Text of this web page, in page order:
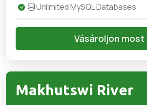
Unlimited MySQL Databases
Vásároljon most
Makhutswi River